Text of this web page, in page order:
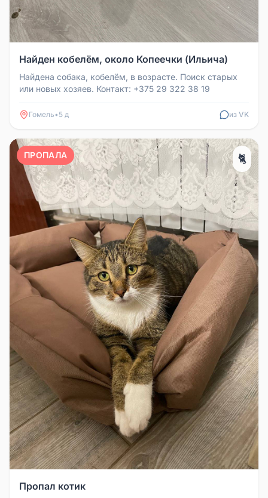
Найден кобелём, около Копеечки (Ильича)
Найдена собака, кобелём, в возрасте. Поиск старых
или новых хозяев. Контакт: +375 29 322 38 19
Гомель• 5 д из VK
ПРОПАЛА 🐈
Пропал котик